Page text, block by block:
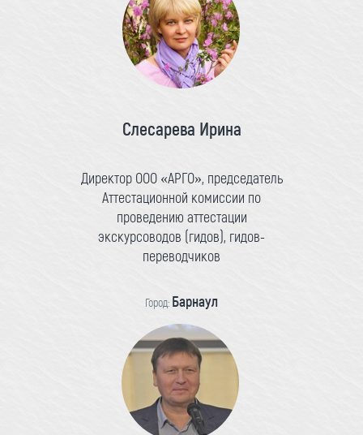
Слесарева Ирина
Директор ООО «АРГО», председатель
Аттестационной комиссии по
проведению аттестации
экскурсоводов (гидов), гидов-
переводчиков
Город: Барнаул